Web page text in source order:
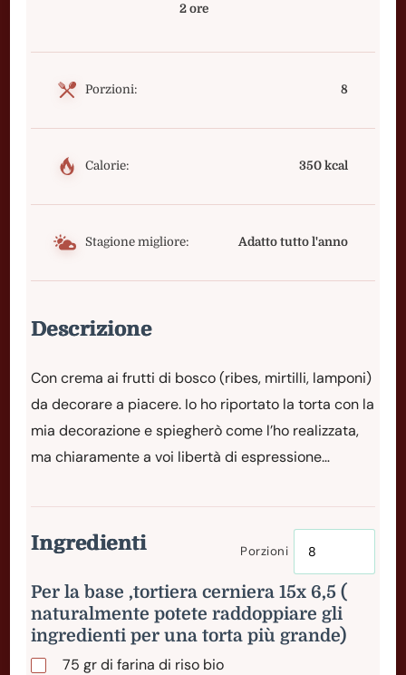
2 ore
Porzioni: 8
Calorie: 350 kcal
Stagione migliore: Adatto tutto l'anno
Descrizione
Con crema ai frutti di bosco (ribes, mirtilli, lamponi)
da decorare a piacere. Io ho riportato la torta con la
mia decorazione e spiegherò come l’ho realizzata,
ma chiaramente a voi libertà di espressione…
Ingredienti Porzioni
Per la base ,tortiera cerniera 15x 6,5 (
naturalmente potete raddoppiare gli
ingredienti per una torta più grande)
75 grdi farina di riso bio